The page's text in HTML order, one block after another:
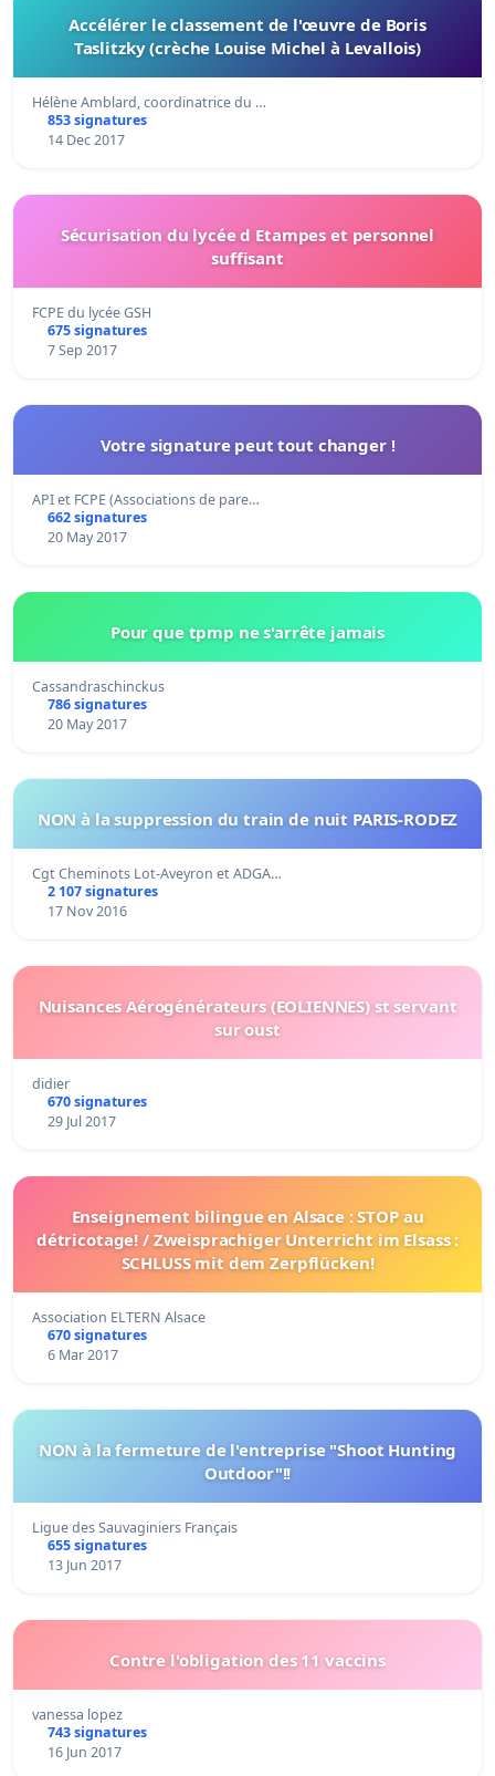
Accélérer le classement de l'œuvre de Boris
Taslitzky (crèche Louise Michel à Levallois)
Hélène Amblard, coordinatrice du …
853 signatures
14 Dec 2017
Sécurisation du lycée d Etampes et personnel
suffisant
FCPE du lycée GSH
675 signatures
7 Sep 2017
Votre signature peut tout changer !
API et FCPE (Associations de pare…
662 signatures
20 May 2017
Pour que tpmp ne s'arrête jamais
Cassandraschinckus
786 signatures
20 May 2017
NON à la suppression du train de nuit PARIS-RODEZ
Cgt Cheminots Lot-Aveyron et ADGA…
2 107 signatures
17 Nov 2016
Nuisances Aérogénérateurs (EOLIENNES) st servant
sur oust
didier
670 signatures
29 Jul 2017
Enseignement bilingue en Alsace : STOP au
détricotage! / Zweisprachiger Unterricht im Elsass :
SCHLUSS mit dem Zerpflücken!
Association ELTERN Alsace
670 signatures
6 Mar 2017
NON à la fermeture de l'entreprise "Shoot Hunting
Outdoor"!!
Ligue des Sauvaginiers Français
655 signatures
13 Jun 2017
Contre l'obligation des 11 vaccins
vanessa lopez
743 signatures
16 Jun 2017